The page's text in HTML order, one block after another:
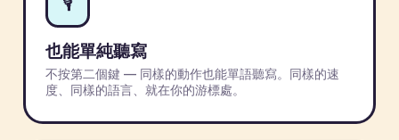
也能單純聽寫
不按第二個鍵 — 同樣的動作也能單語聽寫。同樣的速
度、同樣的語言、就在你的游標處。